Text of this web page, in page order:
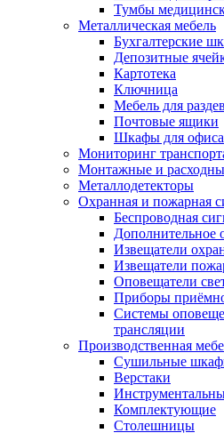
Тумбы
Металлическая мебель
Бухгалтерские
Депозитные
Картотека
Ключница
Мебель для
Почтовые ящики
Шкафы для офиса
Мониторинг
Монтажные и
Металлодетекторы
Охранная и пожарная
Беспроводная
Дополнительное
Извещатели
Извещатели
Оповещатели
Приборы
Системы
трансляции
Производственная
Cушильные
Верстаки
Комплектующие
Столешницы